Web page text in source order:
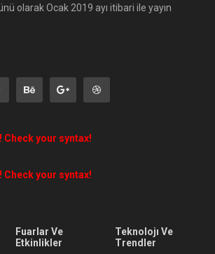
olarak Ocak 2019 ayı itibari ile yayın
Check your syntax!
Check your syntax!
Fuarlar Ve
Etkinlikler
Teknolojı Ve
Trendler